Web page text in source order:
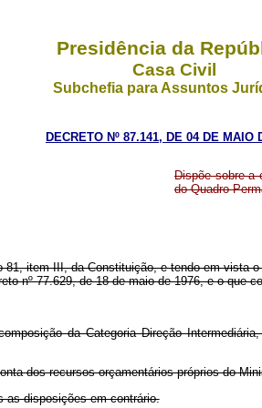
Presidência da
Casa Civil
Subchefia para Assuntos
DECRETO Nº 87.141, DE 04 DE MAIO
Dispõe sobre a
do Quadro
item III, da Constituição, e tendo em vista
nº 77.629, de 18 de maio de 1976, e o que
da Categoria Direção
dos recursos orçamentários próprios do
as disposições em contrário.